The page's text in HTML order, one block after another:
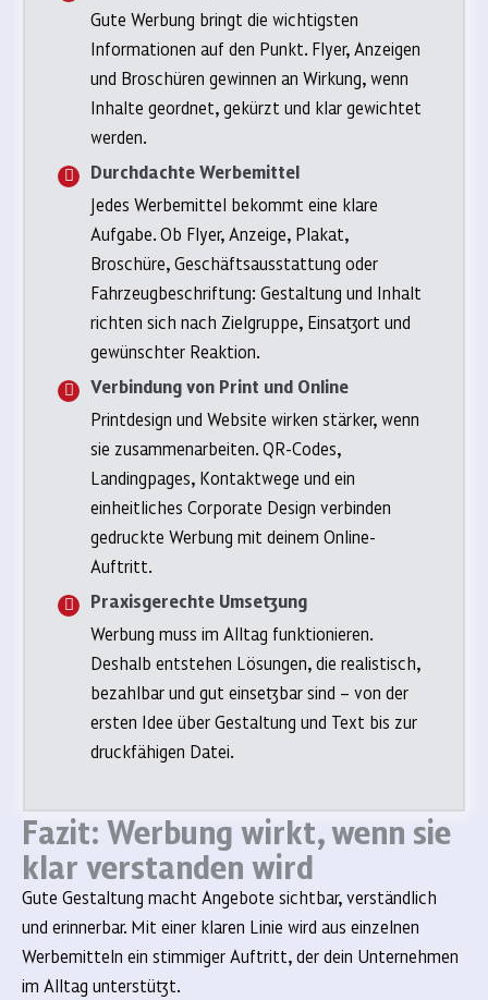
Gute Werbung bringt die wichtigsten
Informationen auf den Punkt. Flyer, Anzeigen
und Broschüren gewinnen an Wirkung, wenn
Inhalte geordnet, gekürzt und klar gewichtet
werden.
Durchdachte Werbemittel
Jedes Werbemittel bekommt eine klare
Aufgabe. Ob Flyer, Anzeige, Plakat,
Broschüre, Geschäftsausstattung oder
Fahrzeugbeschriftung: Gestaltung und Inhalt
richten sich nach Zielgruppe, Einsatzort und
gewünschter Reaktion.
Verbindung von Print und Online
Printdesign und Website wirken stärker, wenn
sie zusammenarbeiten. QR-Codes,
Landingpages, Kontaktwege und ein
einheitliches Corporate Design verbinden
gedruckte Werbung mit deinem Online-
Auftritt.
Praxisgerechte Umsetzung
Werbung muss im Alltag funktionieren.
Deshalb entstehen Lösungen, die realistisch,
bezahlbar und gut einsetzbar sind – von der
ersten Idee über Gestaltung und Text bis zur
druckfähigen Datei.
Fazit: Werbung wirkt, wenn sie
klar verstanden wird
Gute Gestaltung macht Angebote sichtbar, verständlich
und erinnerbar. Mit einer klaren Linie wird aus einzelnen
Werbemitteln ein stimmiger Auftritt, der dein Unternehmen
im Alltag unterstützt.